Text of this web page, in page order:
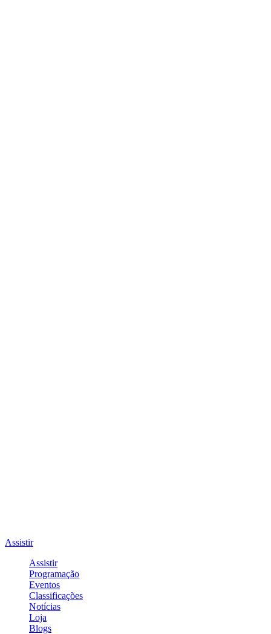
Assistir
Assistir
Programação
Eventos
Classificações
Notícias
Loja
Blogs